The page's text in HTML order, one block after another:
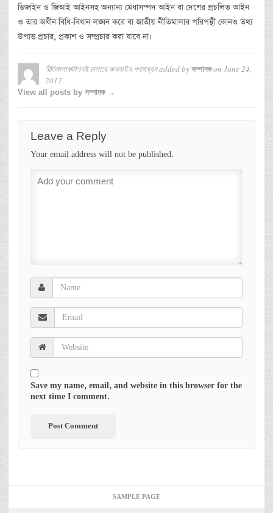
ডিজাইন ও জিআই আইনসহ অন্যান্য মেধাসম্পদ আইন বা দেশের প্রচলিত আইন
ও তার অধীন বিধি-বিধান লঙ্ঘন করে বা জাতীয় নীতিমালার পরিপন্থী কোনও তথ্য
উপাত্ত প্রচার, প্রকাশ ও সম্প্রচার করা যাবে না।
নীতিমালাকমিশনই চালাবে অনলাইন গণমাধ্যমadded by সম্পাদকon June 24,
2017
View all posts by সম্পাদক →
Leave a Reply
Your email address will not be published.
Save my name, email, and website in this browser for the
next time I comment.
SAMPLE PAGE